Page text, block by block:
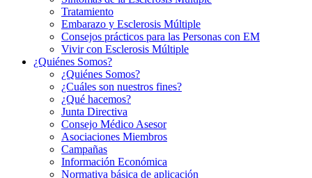
Tratamiento
Embarazo y Esclerosis Múltiple
Consejos prácticos para las Personas con EM
Vivir con Esclerosis Múltiple
¿Quiénes Somos?
¿Quiénes Somos?
¿Cuáles son nuestros fines?
¿Qué hacemos?
Junta Directiva
Consejo Médico Asesor
Asociaciones Miembros
Campañas
Información Económica
Normativa básica de aplicación